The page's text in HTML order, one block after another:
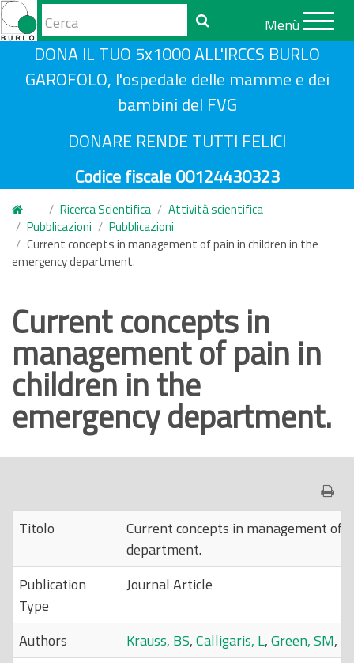
n
Form
di
ricerca
Cerca
DONA IL TUO 5x1000 ALL'IRCCS BURLO
GAROFOLO, l'ospedale delle mamme e dei
bambini del FVG
DONARE RENDE TUTTI FELICI
Codice fiscale 00124430323
Menù
Ricerca Scientifica
Attività scientifica
Pubblicazioni
Pubblicazioni
Current concepts in management of pain in children in the
emergency department.
Current concepts in
management of pain in
children in the
emergency department.
Titolo
Current concepts in management of
department.
Publication
Type
Journal Article
Authors Krauss, BS,Calligaris, L,Green, SM,